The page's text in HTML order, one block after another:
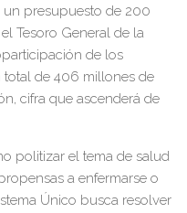
un presupuesto de 200
Tesoro General de la
de los
total de 406 millones de
cifra que ascenderá de
politizar el tema de salud
a enfermarse o
Único busca resolver